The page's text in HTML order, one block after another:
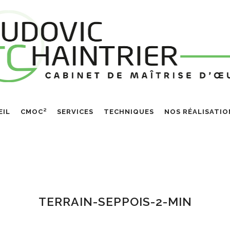
CMOC² SERVICES TECHNIQUES NOS
TERRAIN-SEPPOIS-2-MIN